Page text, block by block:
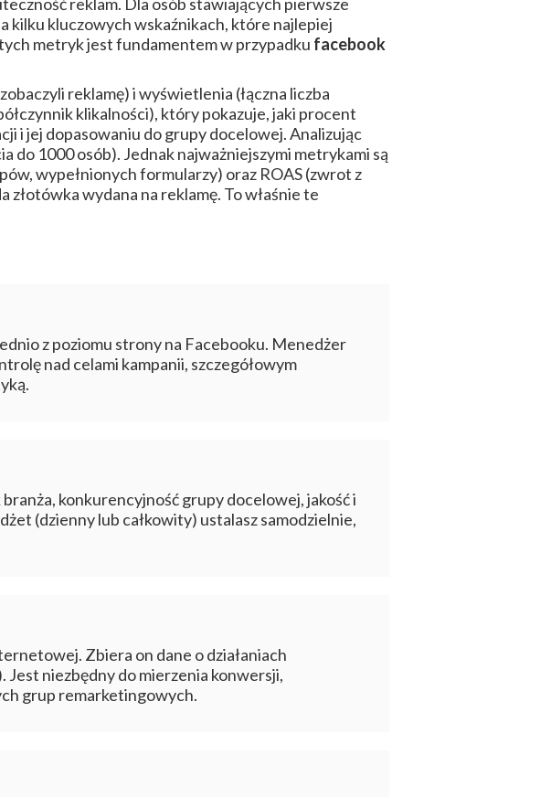
kilku kluczowych wskaźnikach, które najlepiej
metryk jest fundamentem w przypadku facebook
reklamę) i wyświetlenia (łączna liczba
klikalności), który pokazuje, jaki procent
i jej dopasowaniu do grupy docelowej. Analizując
do 1000 osób). Jednak najważniejszymi metrykami są
wypełnionych formularzy) oraz ROAS (zwrot z
wydana na reklamę. To właśnie te
z poziomu strony na Facebooku. Menedżer
nad celami kampanii, szczegółowym
konkurencyjność grupy docelowej, jakość i
(dzienny lub całkowity) ustalasz samodzielnie,
Zbiera on dane o działaniach
niezbędny do mierzenia konwersji,
grup remarketingowych.